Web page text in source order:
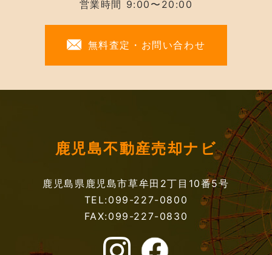
営業時間 9:00〜20:00
無料査定・お問い合わせ
鹿児島不動産売却ナビ
鹿児島県鹿児島市草牟田2丁目10番5号
TEL:099-227-0800
FAX:099-227-0830